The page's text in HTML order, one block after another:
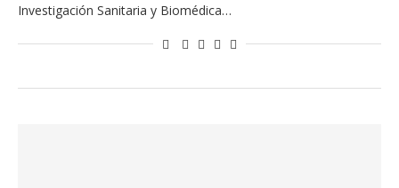
Investigación Sanitaria y Biomédica…